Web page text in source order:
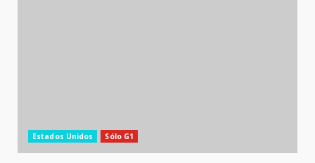
Estados Unidos Sólo G1